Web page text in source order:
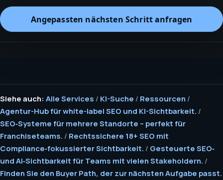
Angepassten nächsten Schritt anfragen
Siehe auch: Alle Services / KI-Suche / Ressourcen /
Agentur-Hub für white-label SEO und KI-Sichtbarkeit. /
SEO‑Systeme für mehrere Standorte – perfekt für
Franchiseteams. / Rechtssichere 18+ SEO mit
Compliance‑fokussierter Sichtbarkeit. / Gesteuerte SEO‑
und AI‑Sichtbarkeit für Teams mit vielen Stakeholdern. /
Finden Sie den Buyer Path, der zur nächsten Aufgabe passt.